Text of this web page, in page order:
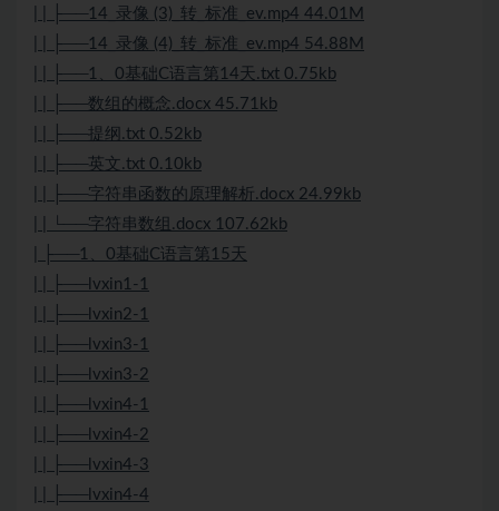
| | ├──14_录像 (3)_转_标准_ev.mp4 44.01M
| | ├──14_录像 (4)_转_标准_ev.mp4 54.88M
| | ├──1、0基础C语言第14天.txt 0.75kb
| | ├──数组的概念.docx 45.71kb
| | ├──提纲.txt 0.52kb
| | ├──英文.txt 0.10kb
| | ├──字符串函数的原理解析.docx 24.99kb
| | └──字符串数组.docx 107.62kb
| ├──1、0基础C语言第15天
| | ├──lvxin1-1
| | ├──lvxin2-1
| | ├──lvxin3-1
| | ├──lvxin3-2
| | ├──lvxin4-1
| | ├──lvxin4-2
| | ├──lvxin4-3
| | ├──lvxin4-4